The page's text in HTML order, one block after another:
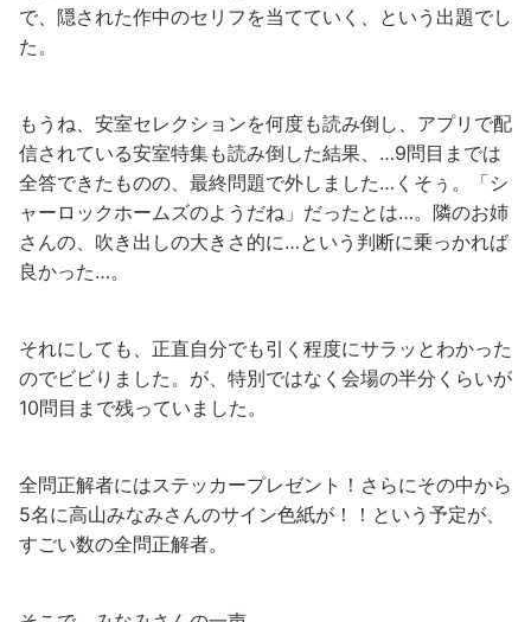
で、隠された作中のセリフを当てていく、という出題でし
た。
もうね、安室セレクションを何度も読み倒し、アプリで配
信されている安室特集も読み倒した結果、…9問目までは
全答できたものの、最終問題で外しました…くそぅ。「シ
ャーロックホームズのようだね」だったとは…。隣のお姉
さんの、吹き出しの大きさ的に…という判断に乗っかれば
良かった…。
それにしても、正直自分でも引く程度にサラッとわかった
のでビビりました。が、特別ではなく会場の半分くらいが
10問目まで残っていました。
全問正解者にはステッカープレゼント！さらにその中から
5名に高山みなみさんのサイン色紙が！！という予定が、
すごい数の全問正解者。